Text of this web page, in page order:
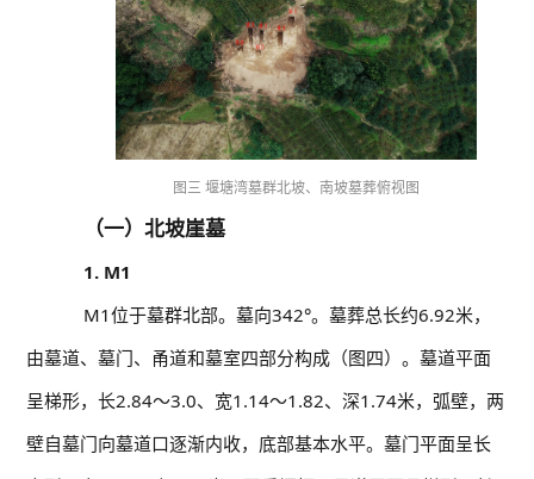
图三 堰塘湾墓群北坡、南坡墓葬俯视图
（一）北坡崖墓
1. M1
M1位于墓群北部。墓向342°。墓葬总长约6.92米，
由墓道、墓门、甬道和墓室四部分构成（图四）。墓道平面
呈梯形，长2.84～3.0、宽1.14～1.82、深1.74米，弧壁，两
壁自墓门向墓道口逐渐内收，底部基本水平。墓门平面呈长